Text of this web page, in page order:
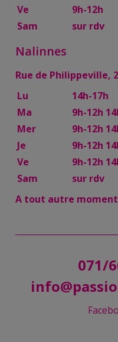
Ve
9h-12h
Sam
sur rdv
Nalinnes
Rue de Philippeville,
Lu
14h-17h
Ma
9h-12h
Mer
9h-12h
Je
9h-12h
Ve
9h-12h
Sam
sur rdv
A tout autre
071/